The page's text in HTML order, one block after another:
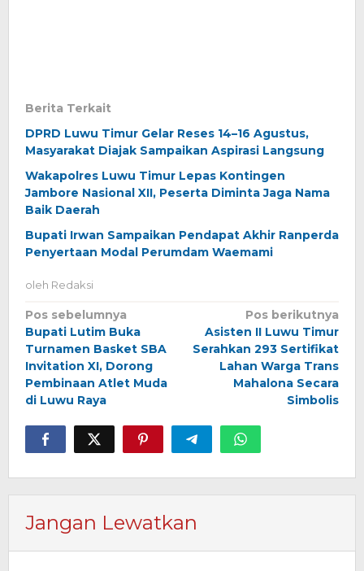
Berita Terkait
DPRD Luwu Timur Gelar Reses 14–16 Agustus,
Masyarakat Diajak Sampaikan Aspirasi Langsung
Wakapolres Luwu Timur Lepas Kontingen
Jambore Nasional XII, Peserta Diminta Jaga Nama
Baik Daerah
Bupati Irwan Sampaikan Pendapat Akhir Ranperda
Penyertaan Modal Perumdam Waemami
oleh Redaksi
Navigasi
pos
Pos sebelumnya
Bupati Lutim Buka
Turnamen Basket SBA
Invitation XI, Dorong
Pembinaan Atlet Muda
di Luwu Raya
Pos berikutnya
Asisten II Luwu Timur
Serahkan 293 Sertifikat
Lahan Warga Trans
Mahalona Secara
Simbolis
Jangan Lewatkan